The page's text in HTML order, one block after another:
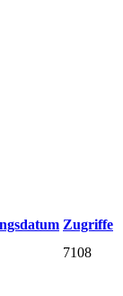
Zugriffe
7108